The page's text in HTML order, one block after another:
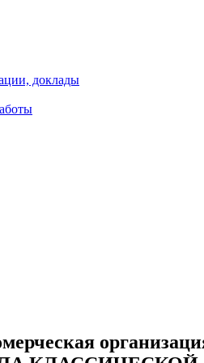
доклады